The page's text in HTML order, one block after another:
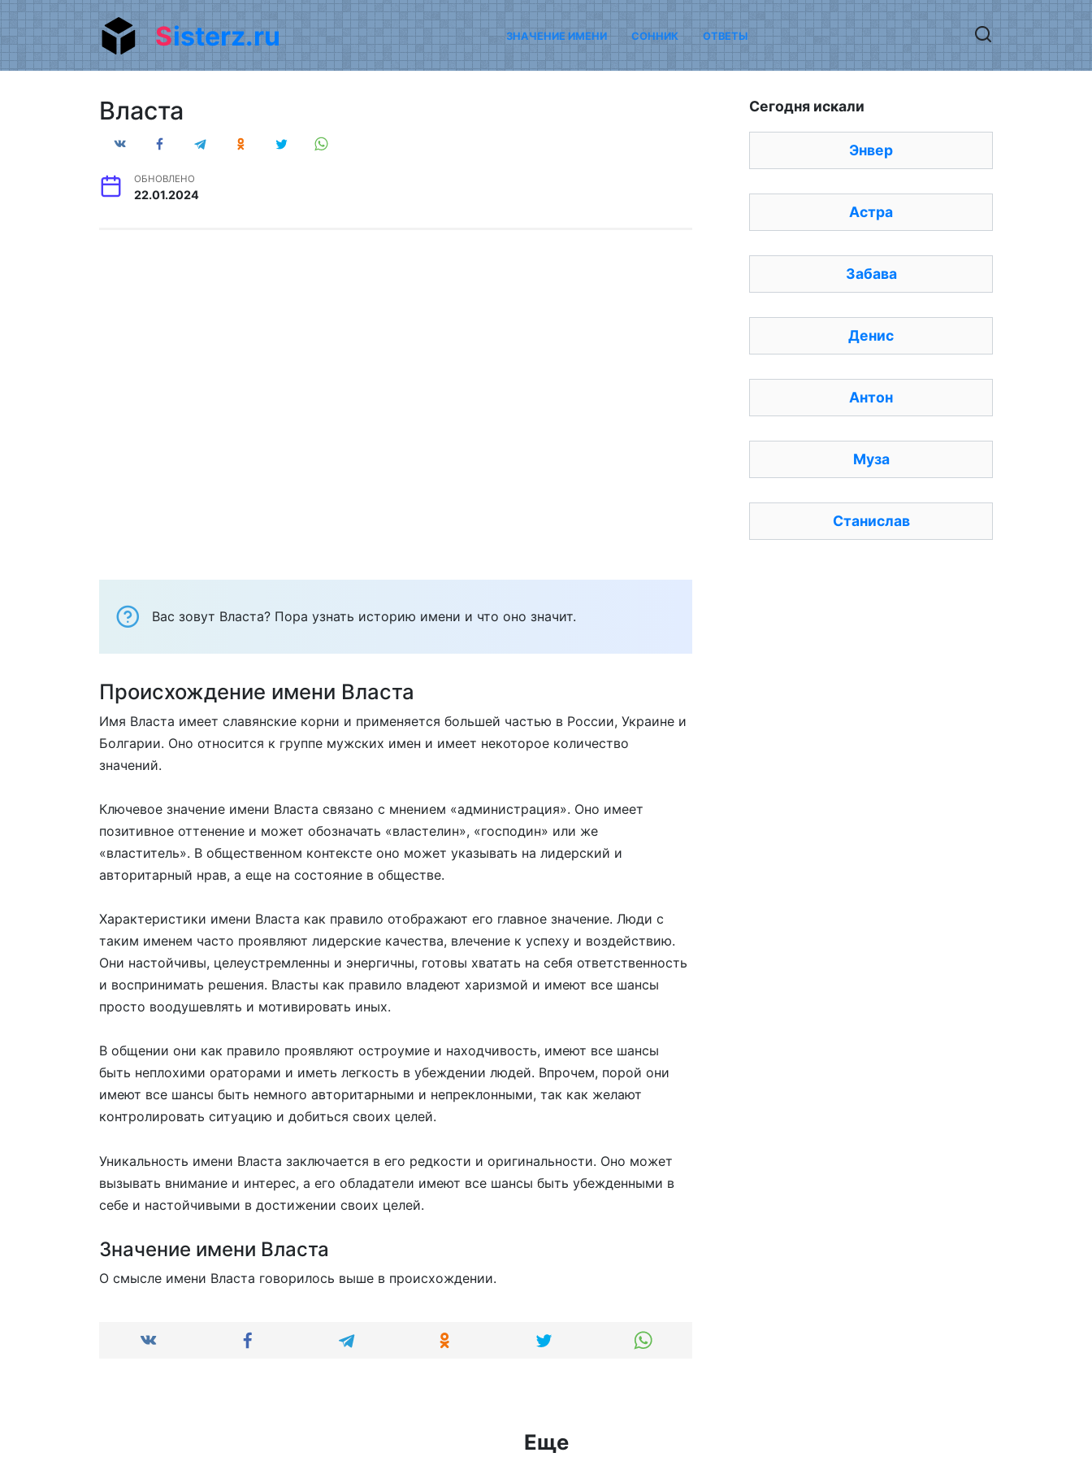
Перейти
к
содержанию
Sisterz.ru ЗНАЧЕНИЕ ИМЕНИ СОННИК ОТВЕТЫ
Власта
ОБНОВЛЕНО
22.01.2024
Вас зовут Власта? Пора узнать историю имени и что оно значит.
Происхождение имени Власта
Имя Власта имеет славянские корни и применяется большей частью в России, Украине и
Болгарии. Оно относится к группе мужских имен и имеет некоторое количество
значений.
Ключевое значение имени Власта связано с мнением «администрация». Оно имеет
позитивное оттенение и может обозначать «властелин», «господин» или же
«властитель». В общественном контексте оно может указывать на лидерский и
авторитарный нрав, а еще на состояние в обществе.
Характеристики имени Власта как правило отображают его главное значение. Люди с
таким именем часто проявляют лидерские качества, влечение к успеху и воздействию.
Они настойчивы, целеустремленны и энергичны, готовы хватать на себя ответственность
и воспринимать решения. Власты как правило владеют харизмой и имеют все шансы
просто воодушевлять и мотивировать иных.
В общении они как правило проявляют остроумие и находчивость, имеют все шансы
быть неплохими ораторами и иметь легкость в убеждении людей. Впрочем, порой они
имеют все шансы быть немного авторитарными и непреклонными, так как желают
контролировать ситуацию и добиться своих целей.
Уникальность имени Власта заключается в его редкости и оригинальности. Оно может
вызывать внимание и интерес, а его обладатели имеют все шансы быть убежденными в
себе и настойчивыми в достижении своих целей.
Значение имени Власта
О смысле имени Власта говорилось выше в происхождении.
Сегодня искали
Энвер
Астра
Забава
Денис
Антон
Муза
Станислав
Еще